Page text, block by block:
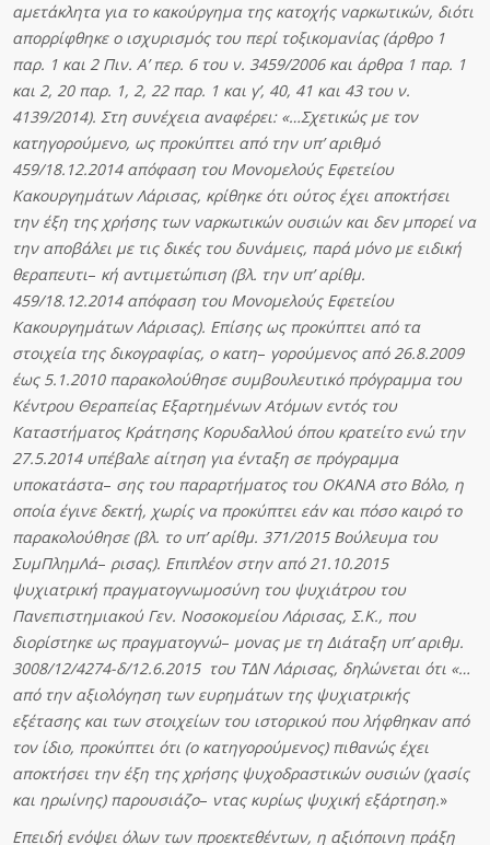
αμετάκλητα για το κακούργημα της κατοχής ναρκωτικών, διότι
απορρίφθηκε ο ισχυρισμός του περί τοξικομανίας (άρθρο 1
παρ. 1 και 2 Πιν. Α’ περ. 6 του ν. 3459/2006 και άρθρα 1 παρ. 1
και 2, 20 παρ. 1, 2, 22 παρ. 1 και γ’, 40, 41 και 43 του ν.
4139/2014). Στη συνέχεια αναφέρει: «…Σχετικώς με τον
κατηγορούμενο, ως προκύπτει από την υπ’ αριθμό
459/18.12.2014 απόφαση του Μονομελούς Εφετείου
ΚακουργημάτωνΛάρισας, κρίθηκε ότι ούτος έχει αποκτήσει
την έξη της χρήσης των ναρκωτικών ουσιών και δεν μπορεί να
την αποβάλει με τις δικές του δυνάμεις, παρά μόνο με ειδική
θεραπευτι– κή αντιμετώπιση (βλ. την υπ’ αρίθμ.
459/18.12.2014 απόφαση του Μονομελούς Εφετείου
Κακουργημάτων Λάρισας). Επίσης ως προκύπτει από τα
στοιχεία της δικογραφίας, ο κατη– γορούμενος από 26.8.2009
έως 5.1.2010 παρακολούθησε συμβουλευτικό πρόγραμμα του
Κέντρου Θεραπείας Εξαρτημένων Ατόμων εντός του
Καταστήματος Κράτησης Κορυδαλλού όπου κρατείτο ενώ την
27.5.2014 υπέβαλε αίτηση για ένταξη σε πρόγραμμα
υποκατάστα– σης του παραρτήματος του ΟΚΑΝΑ στο Βόλο, η
οποία έγινε δεκτή, χωρίς να προκύπτει εάν και πόσο καιρό το
παρακολούθησε (βλ. το υπ’ αρίθμ. 371/2015 Βούλευμα του
ΣυμΠλημΛά– ρισας). Επιπλέον στην από 21.10.2015
ψυχιατρική πραγματογνωμοσύνη του ψυχιάτρου του
Πανεπιστημιακού Γεν. Νοσοκομείου Λάρισας, Σ.Κ., που
διορίστηκε ως πραγματογνώ– μονας με τη Διάταξη υπ’ αριθμ.
3008/12/4274-δ/12.6.2015 του ΤΔΝ Λάρισας, δηλώνεται ότι «…
από την αξιολόγηση των ευρημάτων της ψυχιατρικής
εξέτασης και των στοιχείων του ιστορικού που λήφθηκαν από
τον ίδιο, προκύπτει ότι (ο κατηγορούμενος) πιθανώς έχει
αποκτήσει την έξη της χρήσης ψυχοδραστικών ουσιών (χασίς
και ηρωίνης) παρουσιάζο– ντας κυρίως ψυχική εξάρτηση.»
Επειδή ενόψει όλων των προεκτεθέντων, η αξιόποινη πράξη